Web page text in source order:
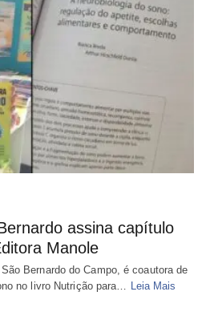
assina capítulo
Manole
Bernardo do Campo, é coautora de
no livro Nutrição para… Leia Mais